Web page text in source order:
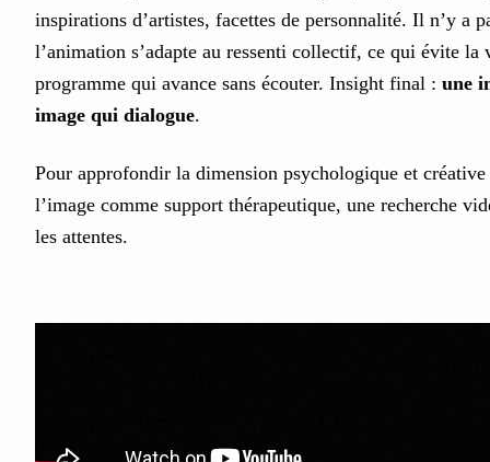
inspirations d’artistes, facettes de personnalité. Il n’y a
l’animation s’adapte au ressenti collectif, ce qui évite la
programme qui avance sans écouter. Insight final : une
image qui dialogue.
Pour approfondir la dimension psychologique et
l’image comme support thérapeutique, une recherche
les attentes.